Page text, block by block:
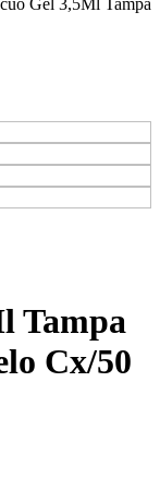
Tampa
Cx/50